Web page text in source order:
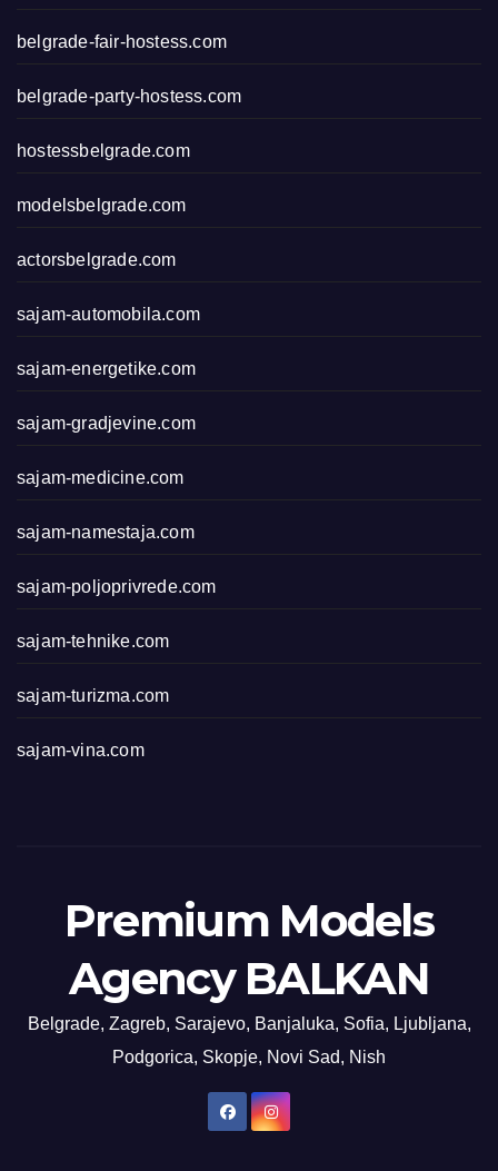
belgrade-fair-hostess.com
belgrade-party-hostess.com
hostessbelgrade.com
modelsbelgrade.com
actorsbelgrade.com
sajam-automobila.com
sajam-energetike.com
sajam-gradjevine.com
sajam-medicine.com
sajam-namestaja.com
sajam-poljoprivrede.com
sajam-tehnike.com
sajam-turizma.com
sajam-vina.com
Premium Models
Agency BALKAN
Belgrade, Zagreb, Sarajevo, Banjaluka, Sofia, Ljubljana,
Podgorica, Skopje, Novi Sad, Nish